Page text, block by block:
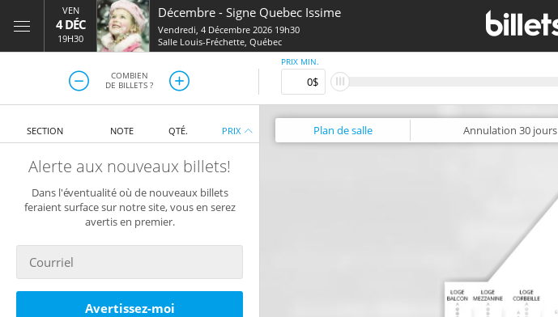
VEN
4 DÉC
19H30
Décembre - Signe Quebec Issime
Vendredi, 4 Décembre 2026 19h30
Salle Louis-Fréchette, Québec
COMBIEN
DE BILLETS ?
PRIX MIN.
SECTION NOTE QTÉ. PRIX
Alerte aux nouveaux billets!
Dans l'éventualité où de nouveaux billets
feraient surface sur notre site, vous en serez
avertis en premier.
Avertissez-moi
Plan de salle Annulation 30 jours